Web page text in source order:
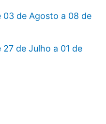
03 de Agosto a 08 de
de Julho a 01 de